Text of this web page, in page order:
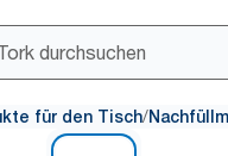
für den Tisch/